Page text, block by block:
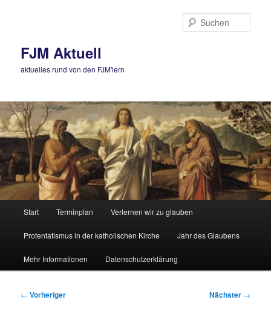
FJM Aktuell
aktuelles rund von den FJM'lern
Start Terminplan Verlernen wir zu glauben
Protentatismus in der katholischen Kirche Jahr des Glaubens
Mehr Informationen Datenschutzerklärung
Beitragsnavigation
← Vorheriger Nächster →